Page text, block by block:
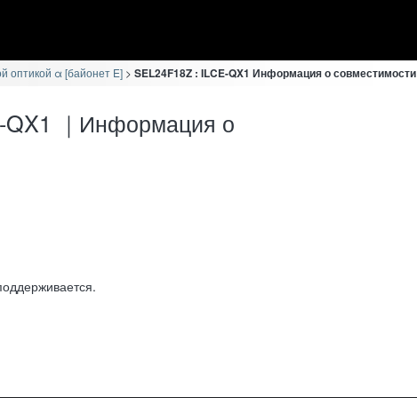
оптикой α [байонет E] SEL24F18Z : ILCE-QX1 Информация о совместимости
QX1 ｜Информация о